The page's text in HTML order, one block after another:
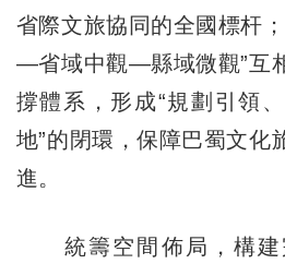
省際文旅協同的全國標杆
—省域中觀—縣域微觀”互
撐體系，形成“規劃引領
地”的閉環，保障巴蜀文化
進。
統籌空間佈局，構建